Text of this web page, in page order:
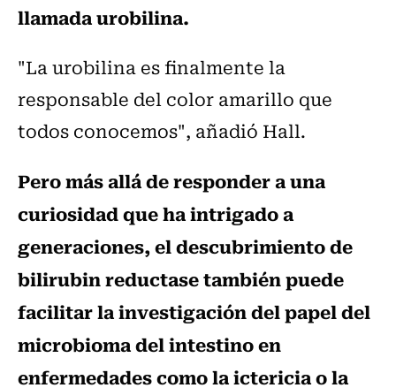
llamada urobilina.
"La urobilina es finalmente la
responsable del color amarillo que
todos conocemos", añadió Hall.
Pero más allá de responder a una
curiosidad que ha intrigado a
generaciones, el descubrimiento de
bilirubin reductase también puede
facilitar la investigación del papel del
microbioma del intestino en
enfermedades como la ictericia o la